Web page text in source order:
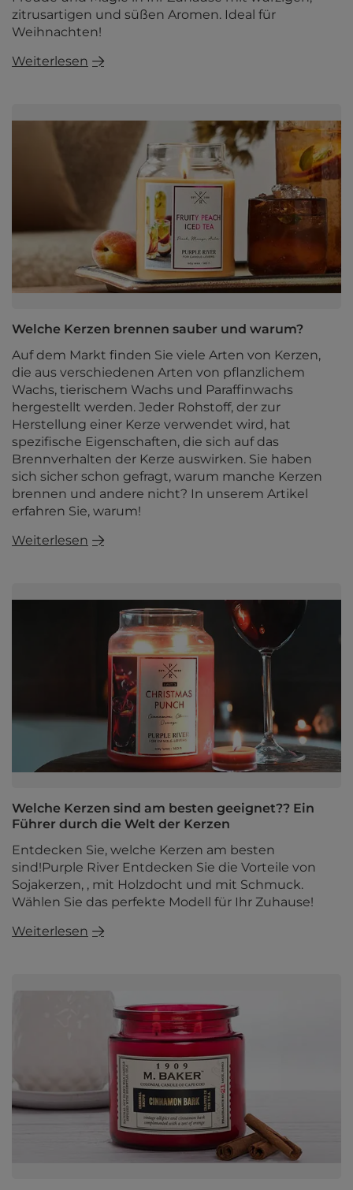
zitrusartigen und süßen Aromen. Ideal für
Weihnachten!
Weiterlesen
Welche Kerzen brennen sauber und warum?
Auf dem Markt finden Sie viele Arten von Kerzen,
die aus verschiedenen Arten von pflanzlichem
Wachs, tierischem Wachs und Paraffinwachs
hergestellt werden. Jeder Rohstoff, der zur
Herstellung einer Kerze verwendet wird, hat
spezifische Eigenschaften, die sich auf das
Brennverhalten der Kerze auswirken. Sie haben
sich sicher schon gefragt, warum manche Kerzen
brennen und andere nicht? In unserem Artikel
erfahren Sie, warum!
Weiterlesen
Welche Kerzen sind am besten geeignet?? Ein
Führer durch die Welt der Kerzen
Entdecken Sie, welche Kerzen am besten
sind!Purple River Entdecken Sie die Vorteile von
Sojakerzen, , mit Holzdocht und mit Schmuck.
Wählen Sie das perfekte Modell für Ihr Zuhause!
Weiterlesen